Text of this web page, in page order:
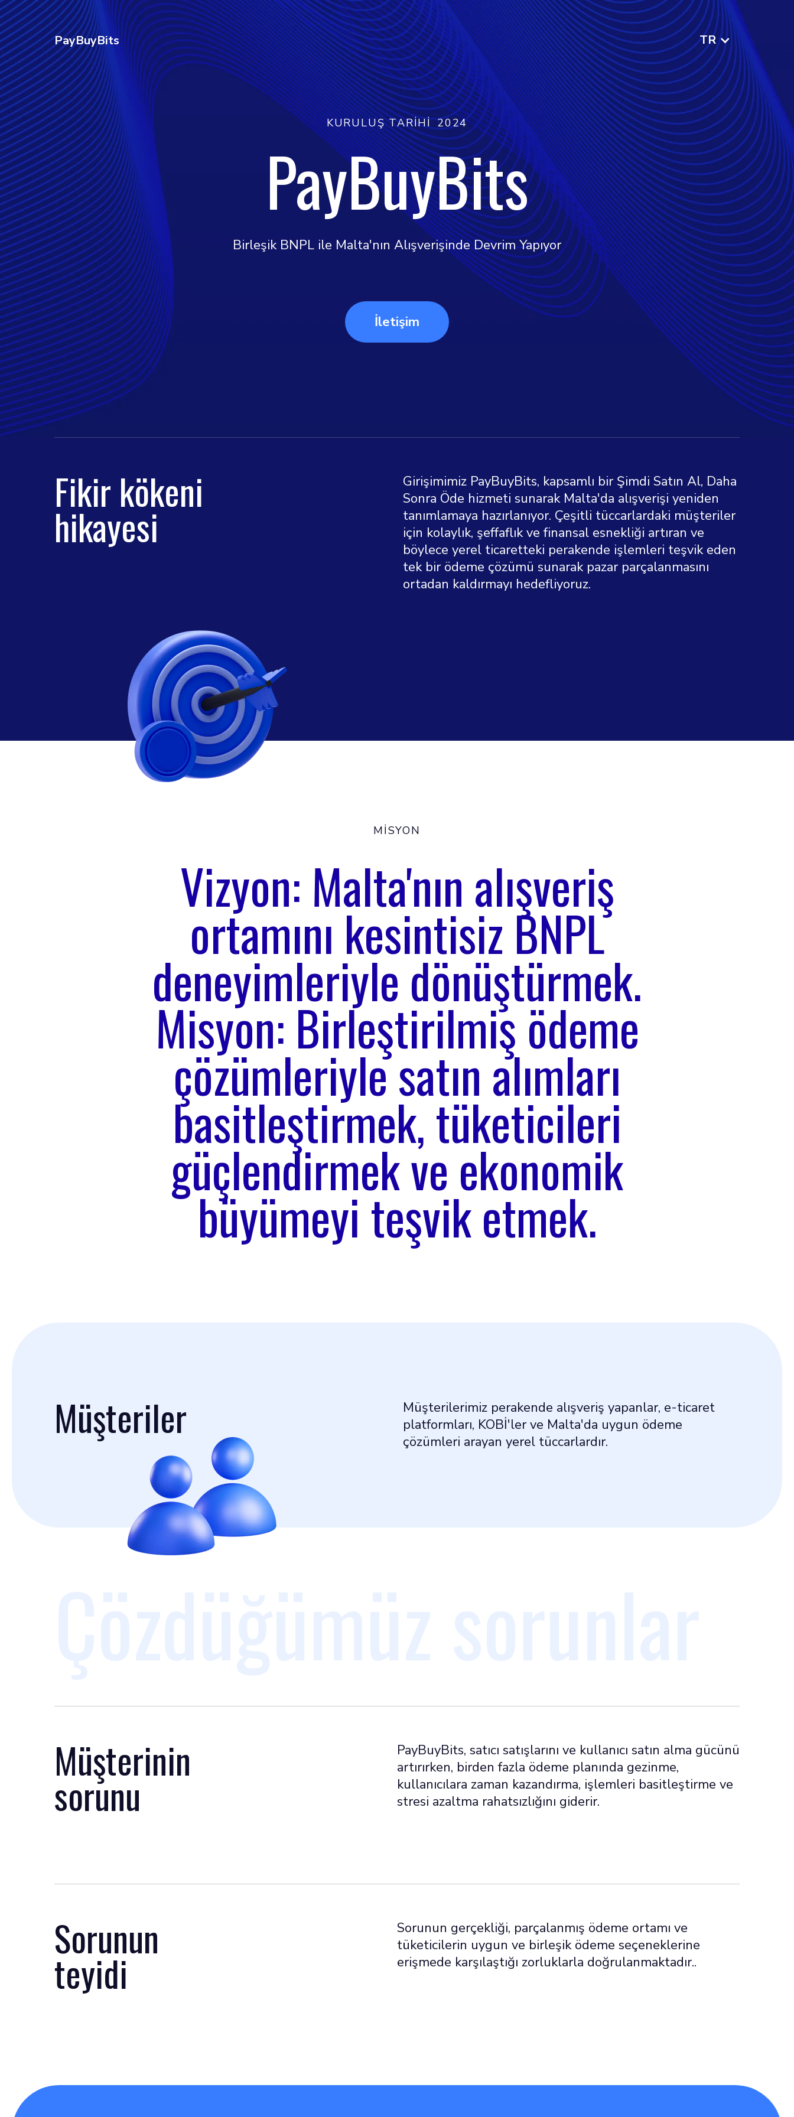
PayBuyBits TR
KURULUŞ TARIHI 2024
PayBuyBits
Birleşik BNPL ile Malta'nın Alışverişinde Devrim Yapıyor
İletişim
Fikir kökeni
hikayesi
Girişimimiz PayBuyBits, kapsamlı bir Şimdi Satın Al, Daha
Sonra Öde hizmeti sunarak Malta'da alışverişi yeniden
tanımlamaya hazırlanıyor. Çeşitli tüccarlardaki müşteriler
için kolaylık, şeffaflık ve finansal esnekliği artıran ve
böylece yerel ticaretteki perakende işlemleri teşvik eden
tek bir ödeme çözümü sunarak pazar parçalanmasını
ortadan kaldırmayı hedefliyoruz.
MISYON
Vizyon: Malta'nın alışveriş
ortamını kesintisiz BNPL
deneyimleriyle dönüştürmek.
Misyon: Birleştirilmiş ödeme
çözümleriyle satın alımları
basitleştirmek, tüketicileri
güçlendirmek ve ekonomik
büyümeyi teşvik etmek.
Müşteriler
Müşterilerimiz perakende alışveriş yapanlar, e-ticaret
platformları, KOBİ'ler ve Malta'da uygun ödeme
çözümleri arayan yerel tüccarlardır.
Müşterinin
sorunu
PayBuyBits, satıcı satışlarını ve kullanıcı satın alma gücünü
artırırken, birden fazla ödeme planında gezinme,
kullanıcılara zaman kazandırma, işlemleri basitleştirme ve
stresi azaltma rahatsızlığını giderir.
Sorunun
teyidi
Sorunun gerçekliği, parçalanmış ödeme ortamı ve
tüketicilerin uygun ve birleşik ödeme seçeneklerine
erişmede karşılaştığı zorluklarla doğrulanmaktadır..